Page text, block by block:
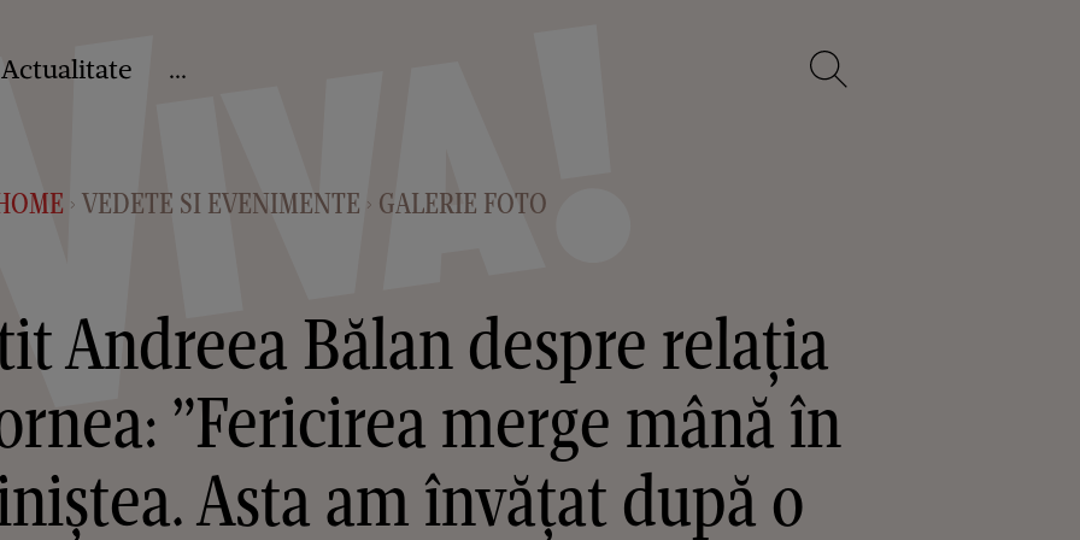
Actualitate ...
> VEDETE SI EVENIMENTE > GALERIE FOTO
Andreea Bălan despre relația
”Fericirea merge mână în
Asta am învățat după o